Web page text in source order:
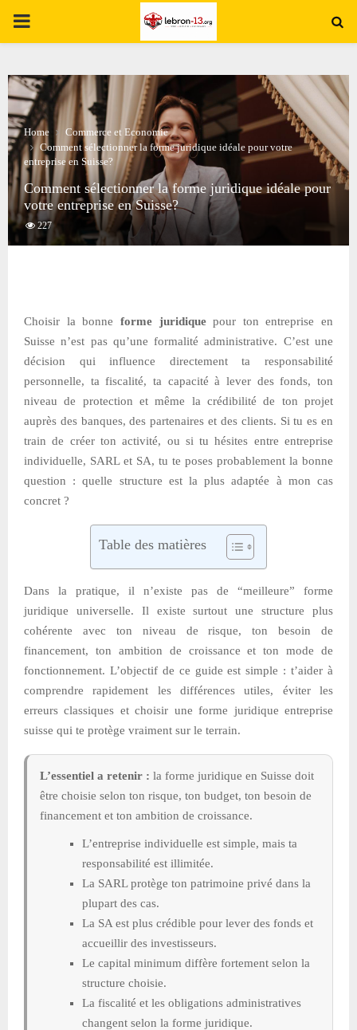
PRIMARY
Home
Commerce et Economie
Comment sélectionner la forme juridique idéale pour votre
entreprise en Suisse?
Comment sélectionner la forme juridique idéale pour
votre entreprise en Suisse?
227
Choisir la bonne forme juridiquepour ton entreprise en
Suisse n’est pas qu’une formalité administrative. C’est une
décision qui influence directement ta responsabilité
personnelle, ta fiscalité, ta capacité à lever des fonds, ton
niveau de protection et même la crédibilité de ton projet
auprès des banques, des partenaires et des clients. Si tu es en
train de créer ton activité, ou si tu hésites entre entreprise
individuelle, SARL et SA, tu te poses probablement la bonne
question : quelle structure est la plus adaptée à mon cas
concret ?
Table des matières
Dans la pratique, il n’existe pas de “meilleure” forme
juridique universelle. Il existe surtout une structure plus
cohérente avec ton niveau de risque, ton besoin de
financement, ton ambition de croissance et ton mode de
fonctionnement. L’objectif de ce guide est simple : t’aider à
comprendre rapidement les différences utiles, éviter les
erreurs classiques et choisir une forme juridique entreprise
suisse qui te protège vraiment sur le terrain.
L’essentiel a retenir : la forme juridique en Suisse doit
être choisie selon ton risque, ton budget, ton besoin de
financement et ton ambition de croissance.
L’entreprise individuelle est simple, mais ta
responsabilité est illimitée.
La SARL protège ton patrimoine privé dans la
plupart des cas.
La SA est plus crédible pour lever des fonds et
accueillir des investisseurs.
Le capital minimum diffère fortement selon la
structure choisie.
La fiscalité et les obligations administratives
changent selon la forme juridique.